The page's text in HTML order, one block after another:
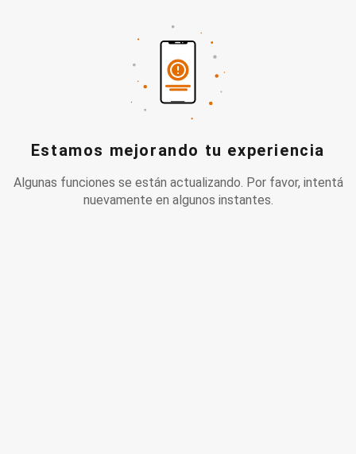
Estamos mejorando tu experiencia
Algunas funciones se están actualizando. Por favor, intentá
nuevamente en algunos instantes.